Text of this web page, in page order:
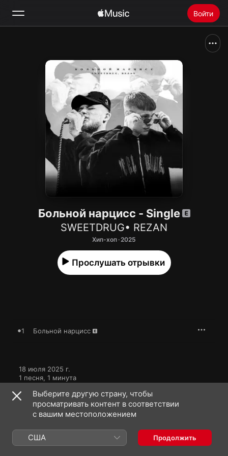
Войти
Главная
Радио
Установить Apple Music
Больной нарцисс - Single
SWEETDRUG• REZAN
Хип-хоп · 2025
Прослушать отрывки
1 Больной нарцисс
18 июля 2025 г.
1 песня, 1 минута
Другие версии
Выберите другую страну, чтобы
просматривать контент в соответствии
с вашим местоположением
США Продолжить